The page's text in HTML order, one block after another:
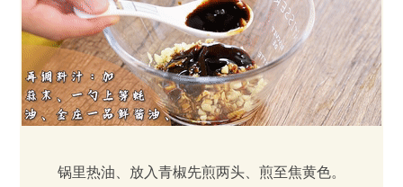
锅里热油、放入青椒先煎两头、煎至焦黄色。